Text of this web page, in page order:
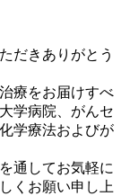
だきありがとう
療をお届けすべ
学病院、がんセ
学療法およびが
通してお気軽に
くお願い申し上